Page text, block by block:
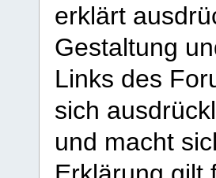
erklärt
Gestaltung
Links des
sich
und macht